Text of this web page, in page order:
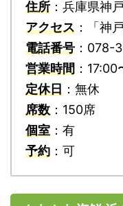
住所 ：兵庫県神
アクセス ：「神
電話番号 ：078-
営業時間 ：
定休日 ：無休
席数 ：150席
個室 ：有
予約 ：可